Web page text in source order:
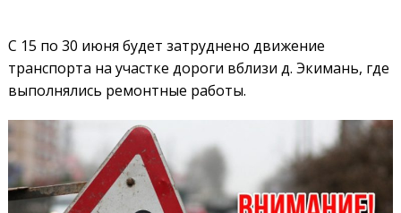
С 15 по 30 июня будет затруднено движение
транспорта на участке дороги вблизи д. Экимань, где
выполнялись ремонтные работы.